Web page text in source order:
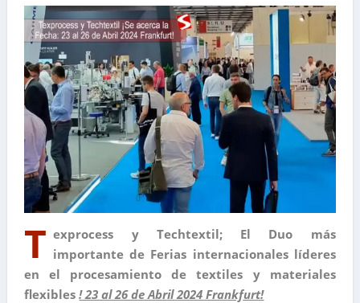
T exprocess y Techtextil; El Duo más
importante de Ferias internacionales líderes
en el procesamiento de textiles y materiales
flexibles! 23 al 26 de Abril 2024 Frankfurt!